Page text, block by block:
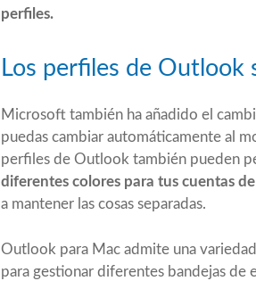
perfiles.
Los perfiles de Outlook
Microsoft también ha añadido el
puedas cambiar automáticamente al
perfiles de Outlook también pueden
diferentes colores para tus cuentas
a mantener las cosas separadas.
Outlook para Mac admite una
para gestionar diferentes bandejas de